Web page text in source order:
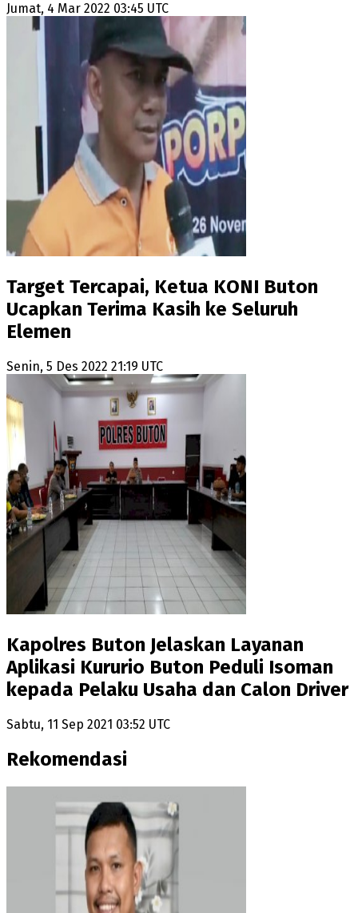
Jumat, 4 Mar 2022 03:45 UTC
Target Tercapai, Ketua KONI Buton
Ucapkan Terima Kasih ke Seluruh
Elemen
Senin, 5 Des 2022 21:19 UTC
Kapolres Buton Jelaskan Layanan
Aplikasi Kururio Buton Peduli Isoman
kepada Pelaku Usaha dan Calon Driver
Sabtu, 11 Sep 2021 03:52 UTC
Rekomendasi